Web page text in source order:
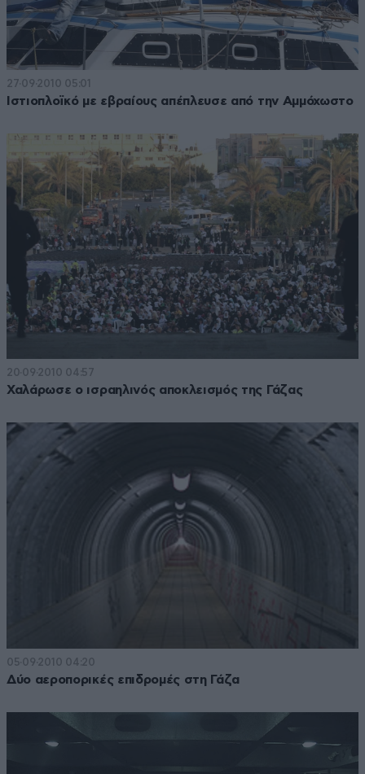
27·09·2010 05:01
Ιστιοπλοϊκό με εβραίους απέπλευσε από την Αμμόχωστο
20·09·2010 04:57
Χαλάρωσε ο ισραηλινός αποκλεισμός της Γάζας
05·09·2010 04:20
Δύο αεροπορικές επιδρομές στη Γάζα